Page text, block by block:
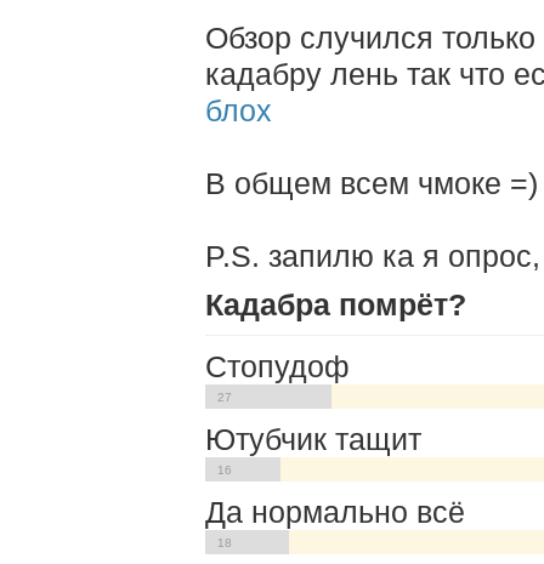
Обзор случился
кадабру лень так что
блох
В общем всем чмоке =)
P.S. запилю ка я
Кадабра помрёт?
Стопудоф
27
Ютубчик тащит
16
Да нормально всё
18